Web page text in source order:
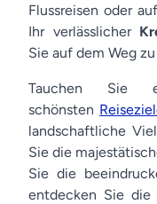
Flussreisen oder
Ihr verlässlicher
Sie auf dem Weg
Tauchen
schönsten
landschaftliche
Sie die
Sie die
entdecken Sie die